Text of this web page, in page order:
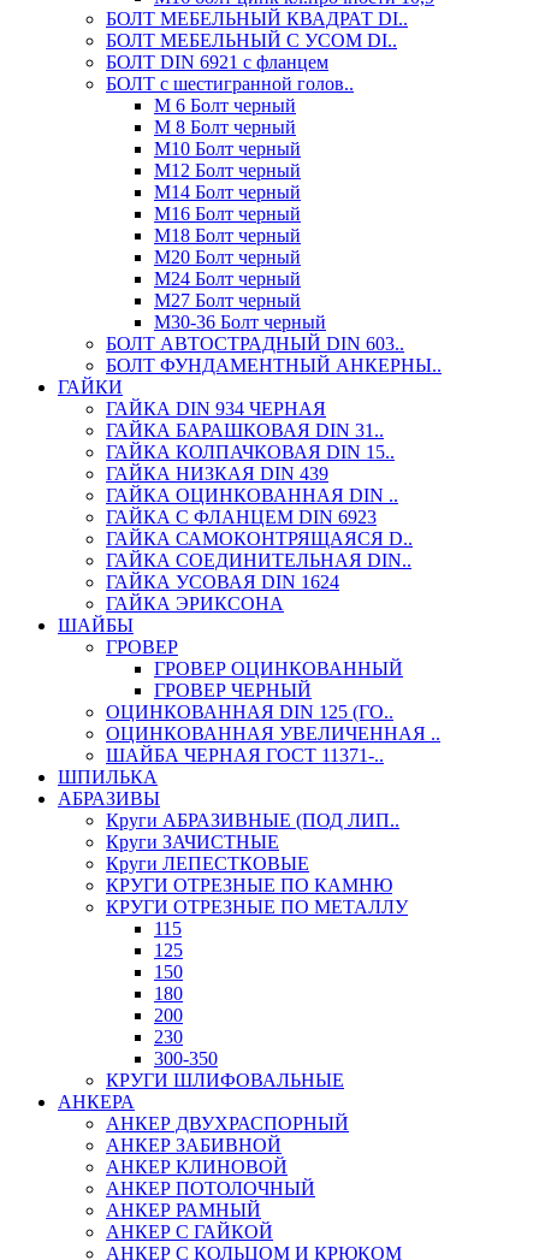
БОЛТ МЕБЕЛЬНЫЙ КВАДРАТ DI..
БОЛТ МЕБЕЛЬНЫЙ С УСОМ DI..
БОЛТ DIN 6921 c фланцем
БОЛТ с шестигранной голов..
М 6 Болт черный
М 8 Болт черный
М10 Болт черный
М12 Болт черный
М14 Болт черный
М16 Болт черный
М18 Болт черный
М20 Болт черный
М24 Болт черный
М27 Болт черный
М30-36 Болт черный
БОЛТ АВТОСТРАДНЫЙ DIN 603..
БОЛТ ФУНДАМЕНТНЫЙ АНКЕРНЫ..
ГАЙКИ
ГАЙКА DIN 934 ЧЕРНАЯ
ГАЙКА БАРАШКОВАЯ DIN 31..
ГАЙКА КОЛПАЧКОВАЯ DIN 15..
ГАЙКА НИЗКАЯ DIN 439
ГАЙКА ОЦИНКОВАННАЯ DIN ..
ГАЙКА С ФЛАНЦЕМ DIN 6923
ГАЙКА САМОКОНТРЯЩАЯСЯ D..
ГАЙКА СОЕДИНИТЕЛЬНАЯ DIN..
ГАЙКА УСОВАЯ DIN 1624
ГАЙКА ЭРИКСОНА
ШАЙБЫ
ГРОВЕР
ГРОВЕР ОЦИНКОВАННЫЙ
ГРОВЕР ЧЕРНЫЙ
ОЦИНКОВАННАЯ DIN 125 (ГО..
ОЦИНКОВАННАЯ УВЕЛИЧЕННАЯ ..
ШАЙБА ЧЕРНАЯ ГОСТ 11371-..
ШПИЛЬКА
АБРАЗИВЫ
Круги АБРАЗИВНЫЕ (ПОД ЛИП..
Круги ЗАЧИСТНЫЕ
Круги ЛЕПЕСТКОВЫЕ
КРУГИ ОТРЕЗНЫЕ ПО КАМНЮ
КРУГИ ОТРЕЗНЫЕ ПО МЕТАЛЛУ
115
125
150
180
200
230
300-350
КРУГИ ШЛИФОВАЛЬНЫЕ
АНКЕРА
АНКЕР ДВУХРАСПОРНЫЙ
АНКЕР ЗАБИВНОЙ
АНКЕР КЛИНОВОЙ
АНКЕР ПОТОЛОЧНЫЙ
АНКЕР РАМНЫЙ
АНКЕР С ГАЙКОЙ
АНКЕР С КОЛЬЦОМ И КРЮКОМ